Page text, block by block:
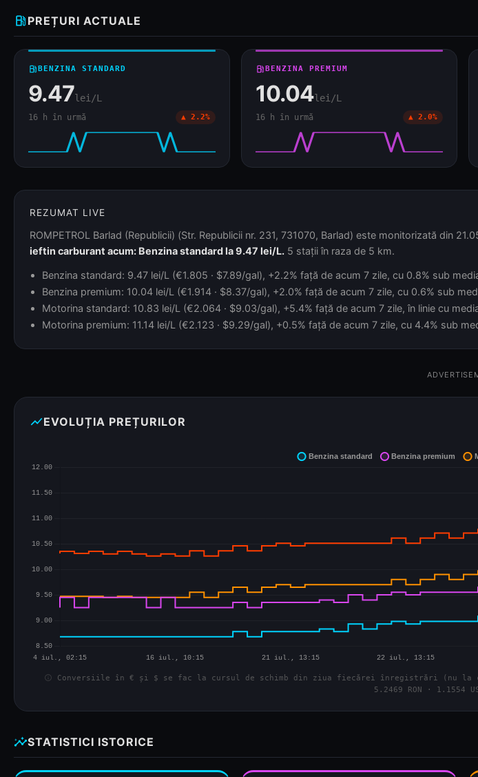
local_gas_station PREȚURI ACTUALE
local_gas_stationBENZINA STANDARD
9.47lei/L
16 h în urmă ▲ 2.2%
local_gas_stationBENZINA PREMIUM
10.04lei/L
16 h în urmă ▲ 2.0%
REZUMAT LIVE
ROMPETROL Barlad (Republicii) (Str. Republicii nr. 231, 731070, Barlad) este monitorizată din
ieftin carburant acum: Benzina standard la 9.47 lei/L. 5 stații în raza de 5 km.
Benzina standard: 9.47 lei/L (€1.805 · $7.89/gal), +2.2% față de acum 7 zile, cu 0.8% sub
Benzina premium: 10.04 lei/L (€1.914 · $8.37/gal), +2.0% față de acum 7 zile, cu 0.6% sub
Motorina standard: 10.83 lei/L (€2.064 · $9.03/gal), +5.4% față de acum 7 zile, în linie cu
Motorina premium: 11.14 lei/L (€2.123 · $9.29/gal), +0.5% față de acum 7 zile, cu 4.4% sub
show_chartEVOLUȚIA PREȚURILOR
info
Conversiile în € și $ se fac la cursul de schimb din ziua fiecărei înregistrări (nu la
5.2469 RON · 1.1554
insightsSTATISTICI ISTORICE